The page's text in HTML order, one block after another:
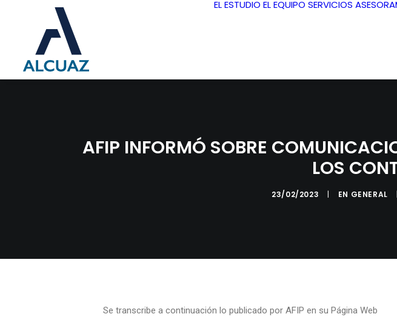
EL ESTUDIO EL EQUIPO SERVICIOS
AFIP INFORMÓ SOBRE
LOS
23/02/2023 | EN GENERAL
Se transcribe a continuación lo publicado por AFIP en su Página Web